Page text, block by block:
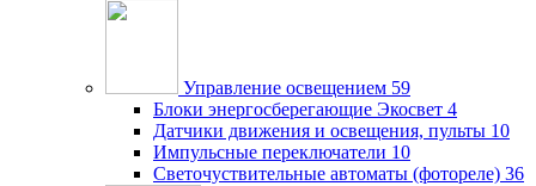
Управление освещением 59
Блоки энергосберегающие Экосвет 4
Датчики движения и освещения, пульты 10
Импульсные переключатели 10
Светочуствительные автоматы (фотореле) 36